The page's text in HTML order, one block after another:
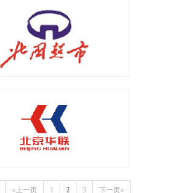
«上一页 1 2 3 下一页»